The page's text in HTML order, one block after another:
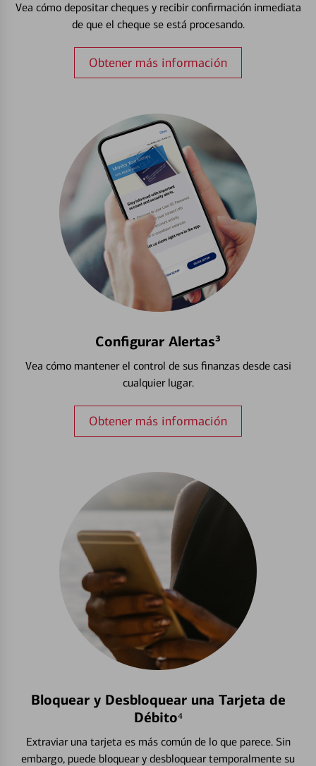
Vea cómo depositar cheques y recibir confirmación inmediata
de que el cheque se está procesando.
Obtener más información
Configurar Alertas³
Vea cómo mantener el control de sus finanzas desde casi
cualquier lugar.
Obtener más información
Bloquear y Desbloquear una Tarjeta de
Débito⁴
Extraviar una tarjeta es más común de lo que parece. Sin
embargo, puede bloquear y desbloquear temporalmente su